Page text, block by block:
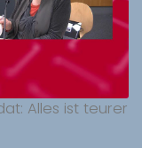
Alles ist teurer